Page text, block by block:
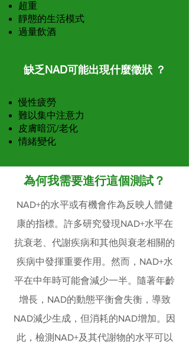
超重
靜態的生活模式
過量飲酒
缺乏NAD可能出現什麼徵狀 ？
慢性疲勞
難以集中注意力
皮膚暗沉/老化
情緒變化
為何我需要進行這個測試？
NAD+的水平或有機會作為反映人體健
康的指標。許多研究發現NAD+水平在
抗衰老、代謝疾病和其他與衰老相關的
疾病中發揮重要作用。然而，NAD+水
平在中年時可能會減少一半。隨著年齡
增長，NAD的動態平衡會失衡，導致
NAD減少生成，但消耗的NAD增加。因
此，檢測NAD+及其代謝物的水平可以